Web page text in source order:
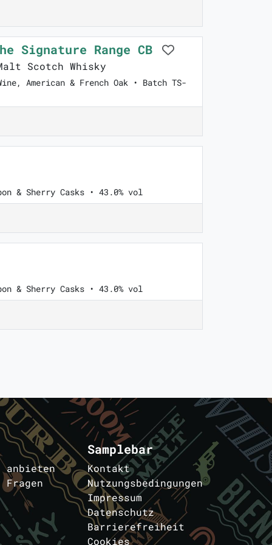
Signature Range CB
Scotch Whisky
American & French Oak • Batch TS-
& Sherry Casks • 43.0% vol
& Sherry Casks • 43.0% vol
anbieten
Fragen
Samplebar
Kontakt
Nutzungsbedingungen
Impressum
Datenschutz
Barrierefreiheit
Cookies